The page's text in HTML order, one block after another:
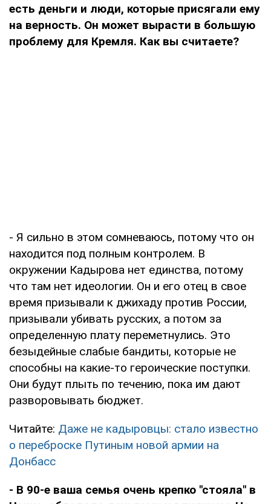
есть деньги и люди, которые присягали ему
на верность. Он может вырасти в большую
проблему для Кремля. Как вы считаете?
- Я сильно в этом сомневаюсь, потому что он
находится под полным контролем. В
окружении Кадырова нет единства, потому
что там нет идеологии. Он и его отец в свое
время призывали к джихаду против России,
призывали убивать русских, а потом за
определенную плату переметнулись. Это
безыдейные слабые бандиты, которые не
способны на какие-то героические поступки.
Они будут плыть по течению, пока им дают
разворовывать бюджет.
Читайте: Даже не кадыровцы: стало известно
о переброске Путиным новой армии на
Донбасс
- В 90-е ваша семья очень крепко "стояла" в